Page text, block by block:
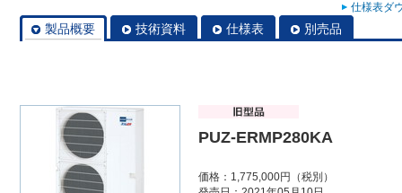
仕様表ダ
製品概要 技術資料 仕様表 別売品
PUZ-ERMP280KA
価格：1,775,000円（税別）